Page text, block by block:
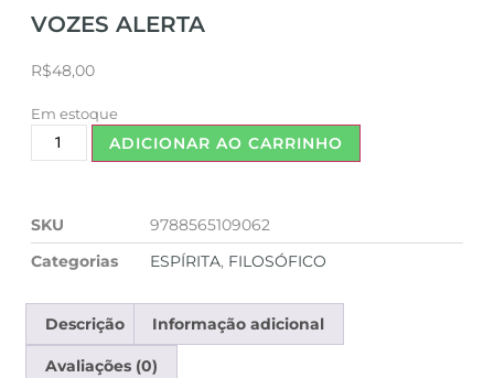
VOZES ALERTA
R$48,00
Em estoque
ADICIONAR AO CARRINHO
SKU
9788565109062
Categorias
ESPÍRITA, FILOSÓFICO
Descrição Informação adicional
Avaliações (0)